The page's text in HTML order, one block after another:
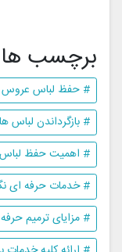
برچسب ها
# حفظ لباس عروس
# بازگرداندن لباس
# اهمیت حفظ
# خدمات حرفه ای
# مزایای ترمیم